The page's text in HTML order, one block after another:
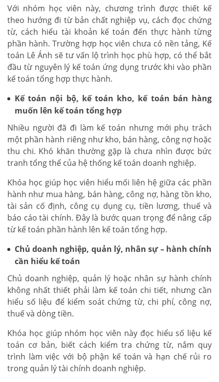
Với nhóm học viên này, chương trình được thiết kế
theo hướng đi từ bản chất nghiệp vụ, cách đọc chứng
từ, cách hiểu tài khoản kế toán đến thực hành từng
phần hành. Trường hợp học viên chưa có nền tảng, Kế
toán Lê Ánh sẽ tư vấn lộ trình học phù hợp, có thể bắt
đầu từ nguyên lý kế toán ứng dụng trước khi vào phần
kế toán tổng hợp thực hành.
Kế toán nội bộ, kế toán kho, kế toán bán hàng
muốn lên kế toán tổng hợp
Nhiều người đã đi làm kế toán nhưng mới phụ trách
một phần hành riêng như kho, bán hàng, công nợ hoặc
thu chi. Khó khăn thường gặp là chưa nhìn được bức
tranh tổng thể của hệ thống kế toán doanh nghiệp.
Khóa học giúp học viên hiểu mối liên hệ giữa các phần
hành như mua hàng, bán hàng, công nợ, hàng tồn kho,
tài sản cố định, công cụ dụng cụ, tiền lương, thuế và
báo cáo tài chính. Đây là bước quan trọng để nâng cấp
từ kế toán phần hành lên kế toán tổng hợp.
Chủ doanh nghiệp, quản lý, nhân sự – hành chính
cần hiểu kế toán
Chủ doanh nghiệp, quản lý hoặc nhân sự hành chính
không nhất thiết phải làm kế toán chi tiết, nhưng cần
hiểu số liệu để kiểm soát chứng từ, chi phí, công nợ,
thuế và dòng tiền.
Khóa học giúp nhóm học viên này đọc hiểu số liệu kế
toán cơ bản, biết cách kiểm tra chứng từ, nắm quy
trình làm việc với bộ phận kế toán và hạn chế rủi ro
trong quản lý tài chính doanh nghiệp.